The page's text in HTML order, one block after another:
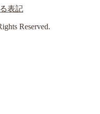
表記
Reserved.